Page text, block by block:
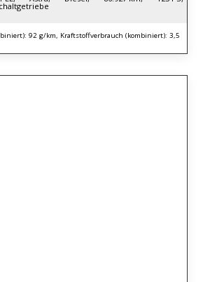
92 g/km, Kraftstoffverbrauch (kombiniert): 3,5